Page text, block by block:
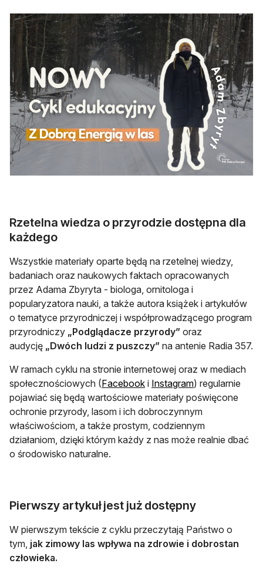
Rzetelna wiedza o przyrodzie dostępna dla
każdego
Wszystkie materiały oparte będą na rzetelnej wiedzy,
badaniach oraz naukowych faktach opracowanych
przez Adama Zbyryta - biologa, ornitologa i
popularyzatora nauki, a także autora książek i artykułów
o tematyce przyrodniczej i współprowadzącego program
przyrodniczy „Podglądacze przyrody” oraz
audycję „Dwóch ludzi z puszczy” na antenie Radia 357.
W ramach cyklu na stronie internetowej oraz w mediach
społecznościowych (Facebookotwiera się w nowej karcie
i Instagramotwiera się w
) regularnie
pojawiać się będą wartościowe materiały poświęcone
ochronie przyrody, lasom i ich dobroczynnym
właściwościom, a także prostym, codziennym
działaniom, dzięki którym każdy z nas może realnie dbać
o środowisko naturalne.
Pierwszy artykuł jest już dostępny
W pierwszym tekście z cyklu przeczytają Państwo o
tym, jak zimowy las wpływa na zdrowie i dobrostan
człowieka.